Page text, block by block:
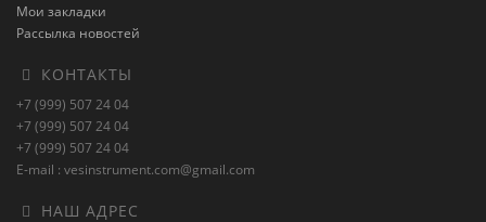
Мои закладки
Рассылка новостей
КОНТАКТЫ
+7 (999) 507 24 04
+7 (999) 507 24 04
+7 (999) 507 24 04
E-mail : vesinstrument.com@gmail.com
НАШ АДРЕС